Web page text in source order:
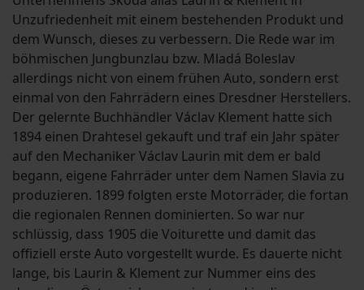
Unzufriedenheit mit einem bestehenden Produkt und
dem Wunsch, dieses zu verbessern. Die Rede war im
böhmischen Jungbunzlau bzw. Mladá Boleslav
allerdings nicht von einem frühen Auto, sondern erst
einmal von den Fahrrädern eines Dresdner Herstellers.
Der gelernte Buchhändler Václav Klement hatte sich
1894 einen Drahtesel gekauft und traf ein Jahr später
auf den Mechaniker Václav Laurin mit dem er bald
begann, eigene Fahrräder unter dem Namen Slavia zu
produzieren. 1899 folgten erste Motorräder, die fortan
die regionalen Rennen dominierten. So war nur
schlüssig, dass 1905 die Voiturette und damit das
offiziell erste Auto vorgestellt wurde. Es dauerte nicht
lange, bis Laurin & Klement zur Nummer eins des